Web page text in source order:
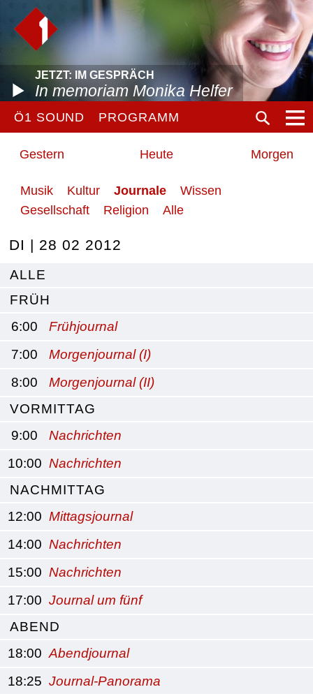
JETZT: IM GESPRÄCH
In memoriam Monika Helfer
Ö1 SOUND PROGRAMM
Gestern Heute Morgen
Musik Kultur Journale
Wissen
Gesellschaft
Religion Alle
DI | 28 02 2012
ALLE
FRÜH
6:00
Frühjournal
7:00
Morgenjournal (I)
8:00
Morgenjournal (II)
VORMITTAG
9:00
Nachrichten
10:00 Nachrichten
NACHMITTAG
12:00 Mittagsjournal
14:00 Nachrichten
15:00 Nachrichten
17:00 Journal um fünf
ABEND
18:00 Abendjournal
18:25 Journal-Panorama